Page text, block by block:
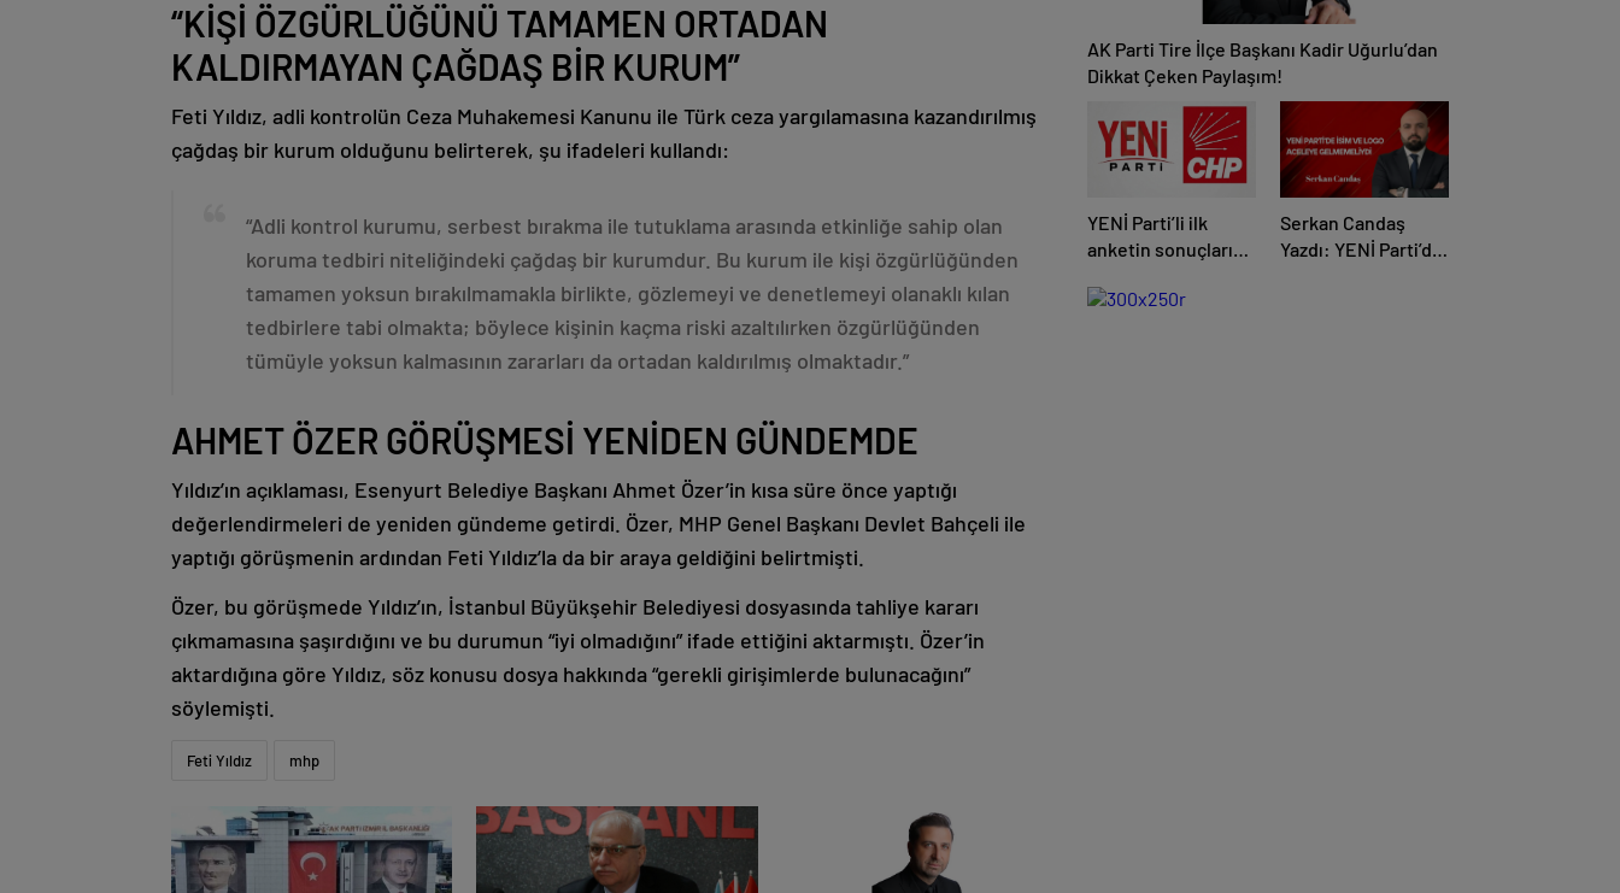
“KİŞİ ÖZGÜRLÜĞÜNÜ TAMAMEN ORTADAN
KALDIRMAYAN ÇAĞDAŞ BİR KURUM”
Feti Yıldız, adli kontrolün Ceza Muhakemesi Kanunu ile Türk ceza yargılamasına kazandırılmış
çağdaş bir kurum olduğunu belirterek, şu ifadeleri kullandı:
“Adli kontrol kurumu, serbest bırakma ile tutuklama arasında etkinliğe sahip olan
koruma tedbiri niteliğindeki çağdaş bir kurumdur. Bu kurum ile kişi özgürlüğünden
tamamen yoksun bırakılmamakla birlikte, gözlemeyi ve denetlemeyi olanaklı kılan
tedbirlere tabi olmakta; böylece kişinin kaçma riski azaltılırken özgürlüğünden
tümüyle yoksun kalmasının zararları da ortadan kaldırılmış olmaktadır.”
AHMET ÖZER GÖRÜŞMESİ YENİDEN GÜNDEMDE
Yıldız’ın açıklaması, Esenyurt Belediye Başkanı Ahmet Özer’in kısa süre önce yaptığı
değerlendirmeleri de yeniden gündeme getirdi. Özer, MHP Genel Başkanı Devlet Bahçeli ile
yaptığı görüşmenin ardından Feti Yıldız’la da bir araya geldiğini belirtmişti.
Özer, bu görüşmede Yıldız’ın, İstanbul Büyükşehir Belediyesi dosyasında tahliye kararı
çıkmamasına şaşırdığını ve bu durumun “iyi olmadığını” ifade ettiğini aktarmıştı. Özer’in
aktardığına göre Yıldız, söz konusu dosya hakkında “gerekli girişimlerde bulunacağını”
söylemişti.
Feti Yıldız mhp
AK Parti Tire İlçe Başkanı Kadir Uğurlu’dan
Dikkat Çeken Paylaşım!
YENİ Parti’li ilk
anketin sonuçları
baraj altı kaldı
Serkan Candaş
Yazdı: YENİ Parti’de